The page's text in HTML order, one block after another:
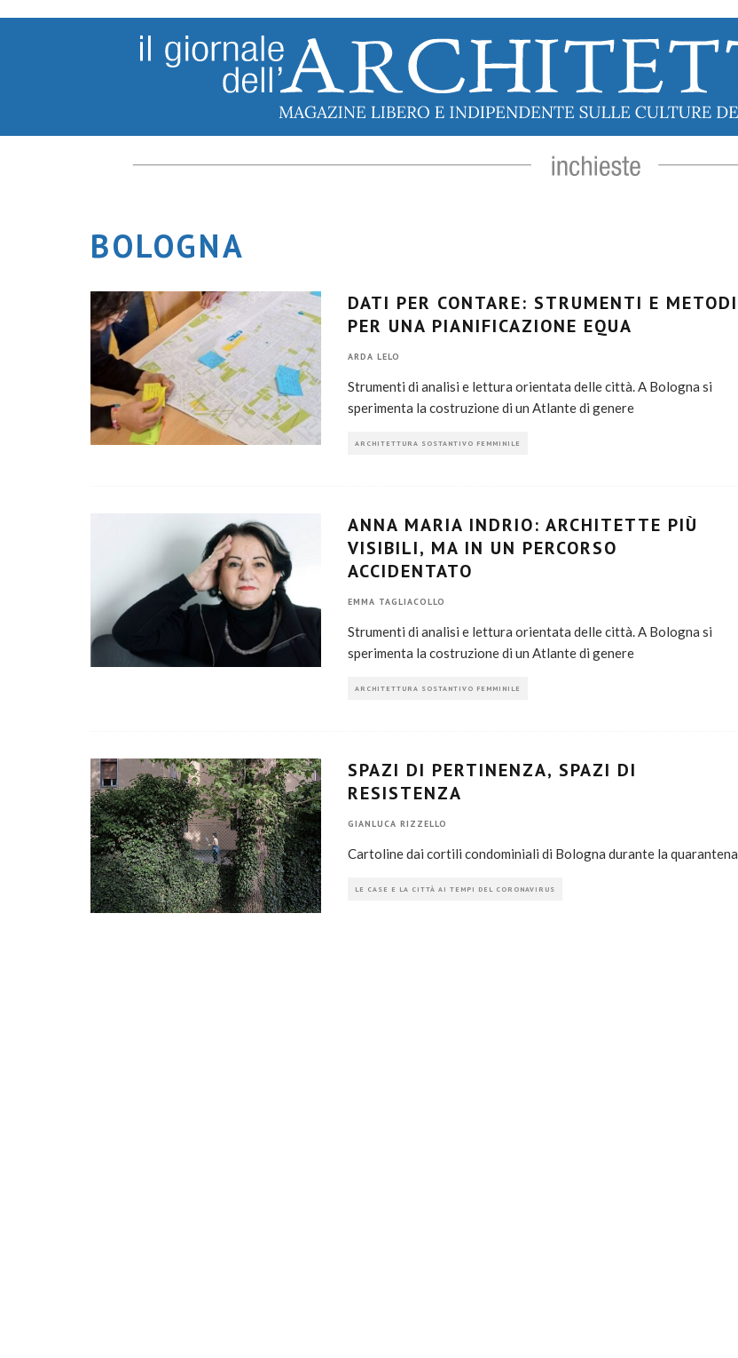
BOLOGNA
DATI PER CONTARE: STRUMENTI E METODI
PER UNA PIANIFICAZIONE EQUA
ARDA LELO
Strumenti di analisi e lettura orientata delle città. A Bologna si
sperimenta la costruzione di un Atlante di genere
ARCHITETTURA SOSTANTIVO FEMMINILE
ANNA MARIA INDRIO: ARCHITETTE PIÙ
VISIBILI, MA IN UN PERCORSO
ACCIDENTATO
EMMA TAGLIACOLLO
Strumenti di analisi e lettura orientata delle città. A Bologna si
sperimenta la costruzione di un Atlante di genere
ARCHITETTURA SOSTANTIVO FEMMINILE
SPAZI DI PERTINENZA, SPAZI DI
RESISTENZA
GIANLUCA RIZZELLO
Cartoline dai cortili condominiali di Bologna durante la quarantena
LE CASE E LA CITTÀ AI TEMPI DEL CORONAVIRUS